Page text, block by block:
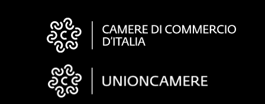
Informazioni
"Fattura